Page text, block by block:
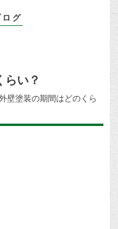
ログ
らい？
壁塗装の期間はどのくら